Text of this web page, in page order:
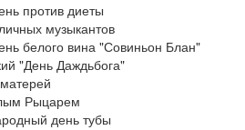
против диеты
музыкантов
белого вина "Совиньон Блан"
"День Даждьбога"
Рыцарем
день тубы